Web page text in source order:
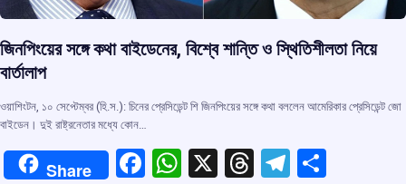
জিনপিংয়ের সঙ্গে কথা বাইডেনের, বিশ্বে শান্তি ও স্থিতিশীলতা নিয়ে
বার্তালাপ
ওয়াশিংটন, ১০ সেপ্টেম্বর (হি.স.): চিনের প্রেসিডেন্ট শি জিনপিংয়ের সঙ্গে কথা বললেন আমেরিকার প্রেসিডেন্ট জো
বাইডেন। দুই রাষ্ট্রনেতার মধ্যে কোন…
Share
F
W X
T
T